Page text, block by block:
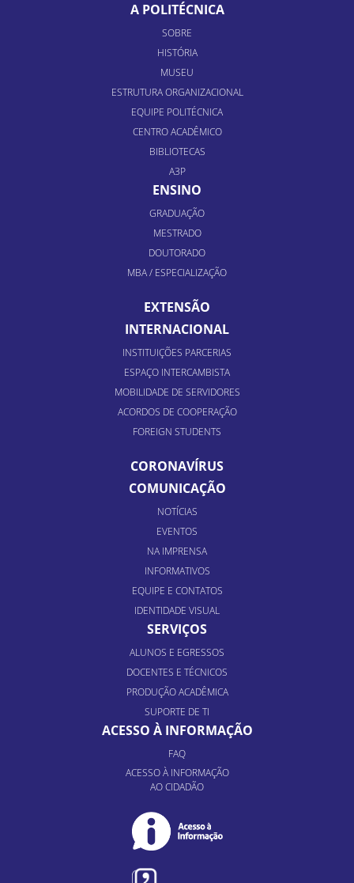
A POLITÉCNICA
SOBRE
HISTÓRIA
MUSEU
ESTRUTURA ORGANIZACIONAL
EQUIPE POLITÉCNICA
CENTRO ACADÊMICO
BIBLIOTECAS
A3P
ENSINO
GRADUAÇÃO
MESTRADO
DOUTORADO
MBA / ESPECIALIZAÇÃO
EXTENSÃO
INTERNACIONAL
INSTITUIÇÕES PARCERIAS
ESPAÇO INTERCAMBISTA
MOBILIDADE DE SERVIDORES
ACORDOS DE COOPERAÇÃO
FOREIGN STUDENTS
CORONAVÍRUS
COMUNICAÇÃO
NOTÍCIAS
EVENTOS
NA IMPRENSA
INFORMATIVOS
EQUIPE E CONTATOS
IDENTIDADE VISUAL
SERVIÇOS
ALUNOS E EGRESSOS
DOCENTES E TÉCNICOS
PRODUÇÃO ACADÊMICA
SUPORTE DE TI
ACESSO À INFORMAÇÃO
FAQ
ACESSO À INFORMAÇÃO
AO CIDADÃO